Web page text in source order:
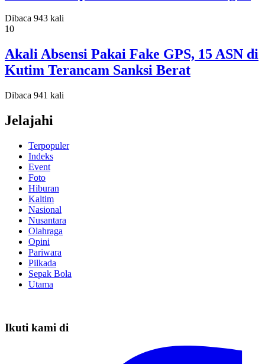
Dibaca 943 kali
10
Akali Absensi Pakai Fake GPS, 15 ASN di
Kutim Terancam Sanksi Berat
Dibaca 941 kali
Jelajahi
Terpopuler
Indeks
Event
Foto
Hiburan
Kaltim
Nasional
Nusantara
Olahraga
Opini
Pariwara
Pilkada
Sepak Bola
Utama
Ikuti kami di